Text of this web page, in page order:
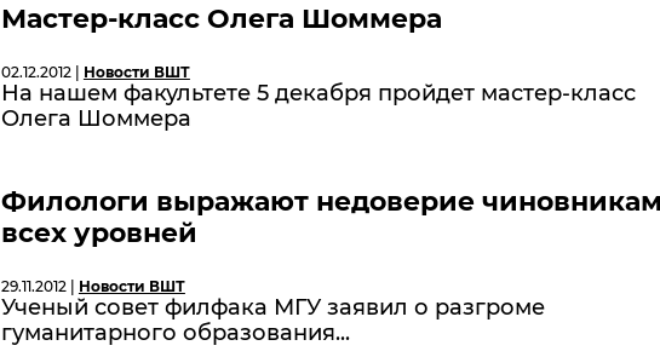
Мастер-класс Олега Шоммера
02.12.2012 | Новости ВШТ
На нашем факультете 5 декабря пройдет мастер-класс
Олега Шоммера
Филологи выражают недоверие
всех уровней
29.11.2012 | Новости ВШТ
Ученый совет филфака МГУ заявил о разгроме
гуманитарного образования...